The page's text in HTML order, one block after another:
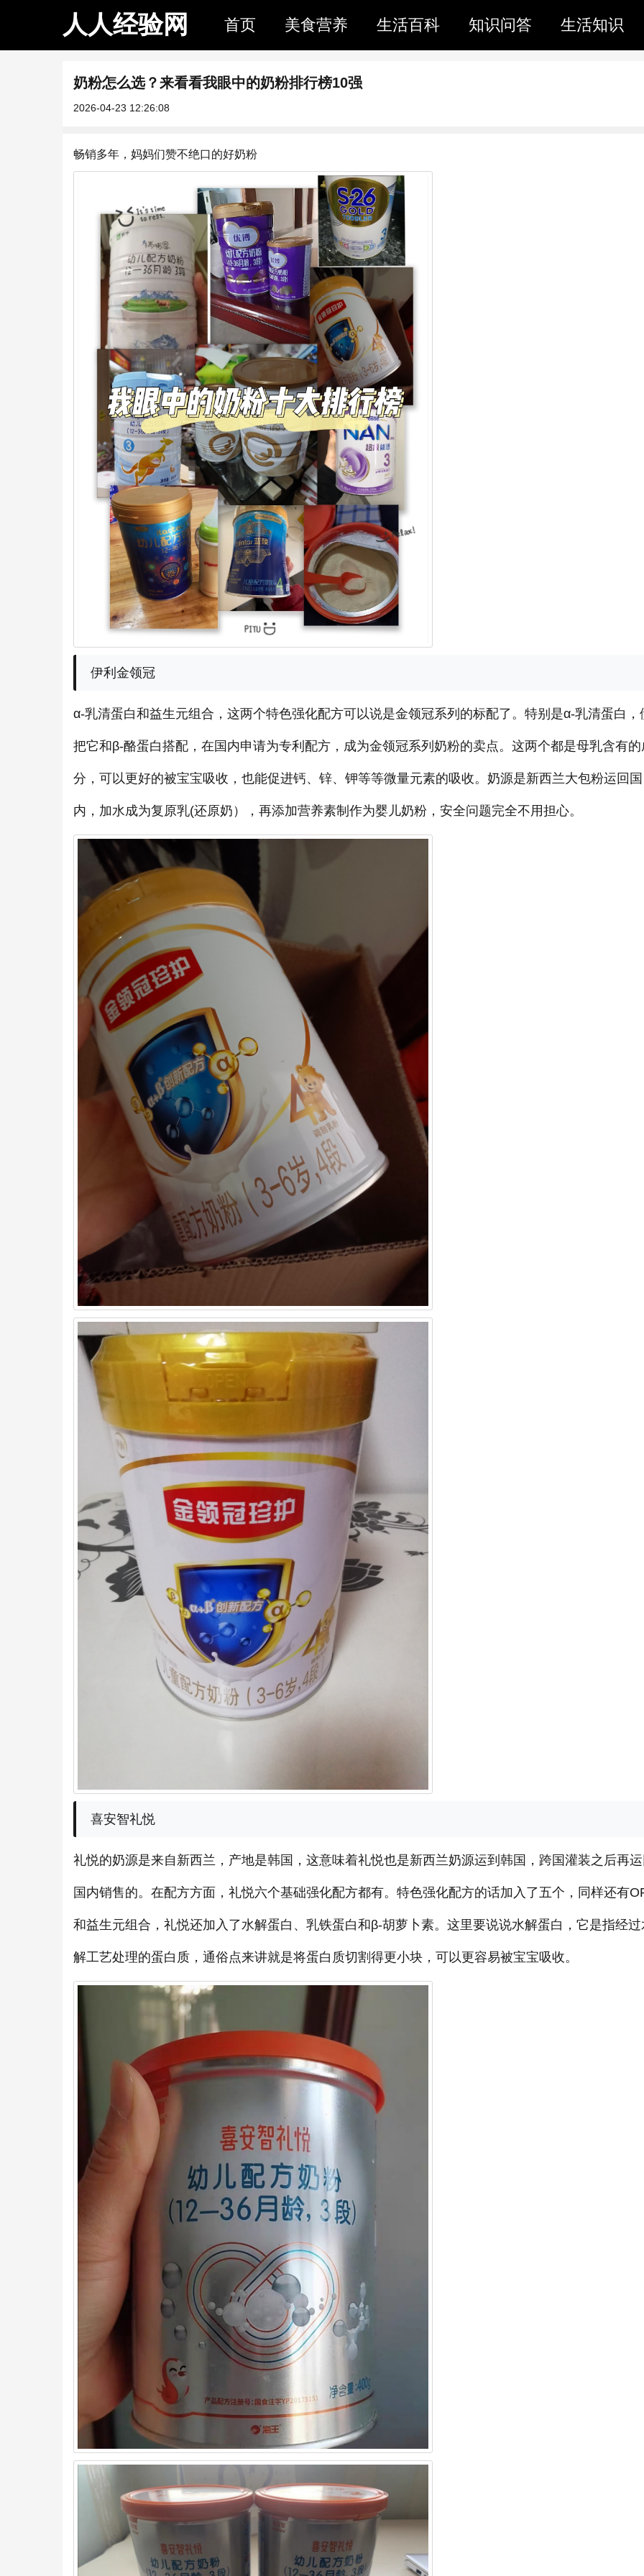
人人经验网 首页 美食营养 生活百科 知识问答 生活知识
奶粉怎么选？来看看我眼中的奶粉排行榜10强
2026-04-23 12:26:08
畅销多年，妈妈们赞不绝口的好奶粉
伊利金领冠
α-乳清蛋白和益生元组合，这两个特色强化配方可以说是金领冠系列的标配了。特别是α-乳清蛋白，
把它和β-酪蛋白搭配，在国内申请为专利配方，成为金领冠系列奶粉的卖点。这两个都是母乳含有的
分，可以更好的被宝宝吸收，也能促进钙、锌、钾等等微量元素的吸收。奶源是新西兰大包粉运回国
内，加水成为复原乳(还原奶），再添加营养素制作为婴儿奶粉，安全问题完全不用担心。
喜安智礼悦
礼悦的奶源是来自新西兰，产地是韩国，这意味着礼悦也是新西兰奶源运到韩国，跨国灌装之后再
国内销售的。在配方方面，礼悦六个基础强化配方都有。特色强化配方的话加入了五个，同样还有
和益生元组合，礼悦还加入了水解蛋白、乳铁蛋白和β-胡萝卜素。这里要说说水解蛋白，它是指经过
解工艺处理的蛋白质，通俗点来讲就是将蛋白质切割得更小块，可以更容易被宝宝吸收。